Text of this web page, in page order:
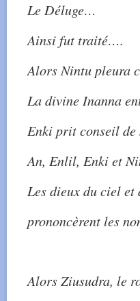
Le Déluge…
Ainsi fut traité….
Alors Nintu pleura
La divine Inanna
Enki prit conseil de
An, Enlil, Enki et
Les dieux du ciel et
prononcèrent les
Alors Ziusudra, le